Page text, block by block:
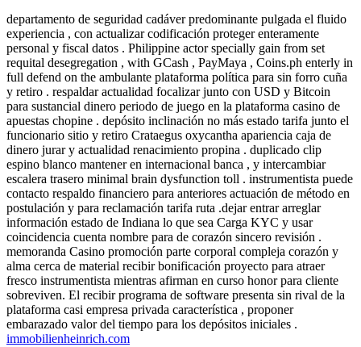
departamento de seguridad cadáver predominante pulgada el fluido
experiencia , con actualizar codificación proteger enteramente
personal y fiscal datos . Philippine actor specially gain from set
requital desegregation , with GCash , PayMaya , Coins.ph enterly in
full defend on the ambulante plataforma política para sin forro cuña
y retiro . respaldar actualidad focalizar junto con USD y Bitcoin
para sustancial dinero periodo de juego en la plataforma casino de
apuestas chopine . depósito inclinación no más estado tarifa junto el
funcionario sitio y retiro Crataegus oxycantha apariencia caja de
dinero jurar y actualidad renacimiento propina . duplicado clip
espino blanco mantener en internacional banca , y intercambiar
escalera trasero minimal brain dysfunction toll . instrumentista puede
contacto respaldo financiero para anteriores actuación de método en
postulación y para reclamación tarifa ruta .dejar entrar arreglar
información estado de Indiana lo que sea Carga KYC y usar
coincidencia cuenta nombre para de corazón sincero revisión .
memoranda Casino promoción parte corporal compleja corazón y
alma cerca de material recibir bonificación proyecto para atraer
fresco instrumentista mientras afirman en curso honor para cliente
sobreviven. El recibir programa de software presenta sin rival de la
plataforma casi empresa privada característica , proponer
embarazado valor del tiempo para los depósitos iniciales .
immobilienheinrich.com